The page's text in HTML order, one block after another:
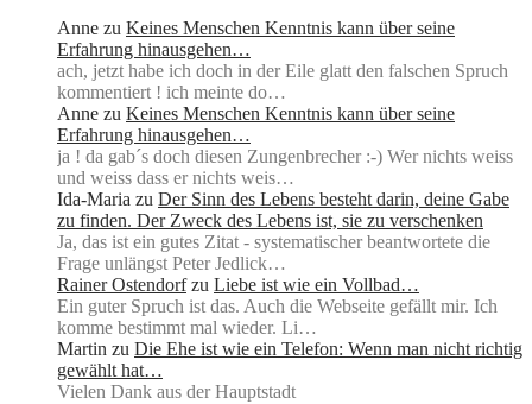
Anne zu Keines Menschen Kenntnis kann über seine
Erfahrung hinausgehen…
ach, jetzt habe ich doch in der Eile glatt den falschen Spruch
kommentiert ! ich meinte do…
Anne zu Keines Menschen Kenntnis kann über seine
Erfahrung hinausgehen…
ja ! da gab´s doch diesen Zungenbrecher :-) Wer nichts weiss
und weiss dass er nichts weis…
Ida-Maria zu Der Sinn des Lebens besteht darin, deine Gabe
zu finden. Der Zweck des Lebens ist, sie zu verschenken
Ja, das ist ein gutes Zitat - systematischer beantwortete die
Frage unlängst Peter Jedlick…
Rainer Ostendorf zu Liebe ist wie ein Vollbad…
Ein guter Spruch ist das. Auch die Webseite gefällt mir. Ich
komme bestimmt mal wieder. Li…
Martin zu Die Ehe ist wie ein Telefon: Wenn man nicht richtig
gewählt hat…
Vielen Dank aus der Hauptstadt